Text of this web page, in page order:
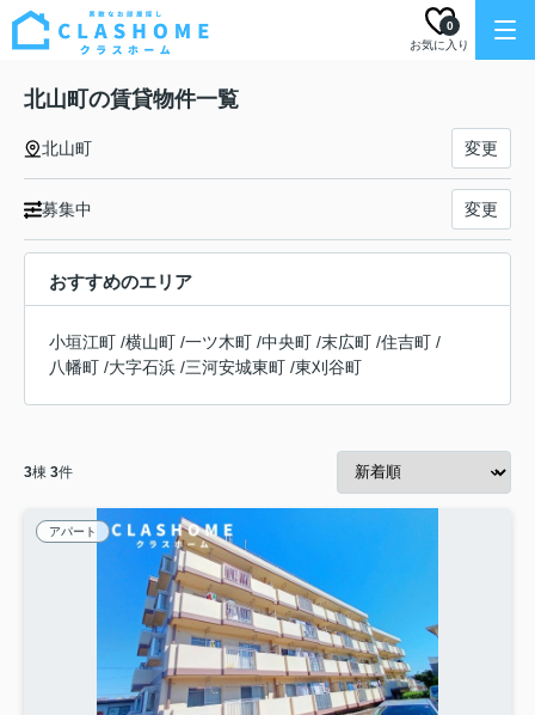
お気に入り
0
北山町の賃貸物件一覧
北山町 変更
募集中 変更
おすすめのエリア
小垣江町 /横山町 /一ツ木町 /中央町 /末広町 /住吉町 /
八幡町 /大字石浜 /三河安城東町 /東刈谷町
3棟 3件
アパート